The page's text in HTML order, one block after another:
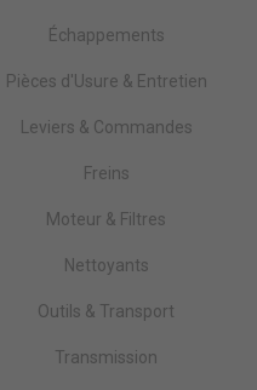
Échappements
Pièces d'Usure & Entretien
Leviers & Commandes
Freins
Moteur & Filtres
Nettoyants
Outils & Transport
Transmission